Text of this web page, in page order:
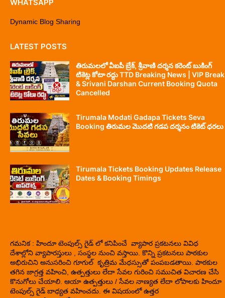
WHATSAPP
Dynamic Blog Sharing
LATEST POSTS
తిరుమలలో వీఐపీ బ్రేక్, శ్రీవాణి దర్శన కరెంట్ బుకింగ్
టికెట్ల కోటా రద్దు TTD Breaking News | VIP Break
& Srivani Darshan Current Booking Quota
Cancelled
Tirumala Modati Gadapa Tickets Seva
Booking తిరుమల మొదటి గడప దర్శనం టికెట్ ధరలు
Tirumala Tickets Booking Updates Release
Dates & Booking Timings
గమనిక : హిందూ టెంపుల్స్ గైడ్ లో కనిపించే వ్యాపార ప్రకటనలు వివిధ
దేశాల్లోని వ్యాపారస్తులు , సంస్థల నుంచి వస్తాయి. కొన్ని ప్రకటనలు పాఠకుల
అభిరుచిని అనుసరించి గూగుల్ కృత్రిమ మేధస్సుతో పంపబడతాయి. పాఠకుల
తగిన జాగ్రత్త వహించి, ఉత్పత్తులు లేదా సేవల గురించి సముచిత విచారణ చేసి
కొనుగోలు చేయాలి. ఆయా ఉత్పత్తులు / సేవల నాణ్యత లేదా లోపాలకు హిందూ
టెంపుల్స్ గైడ్ బాధ్యత వహించదు. ఈ విషయంలో ఉత్తర